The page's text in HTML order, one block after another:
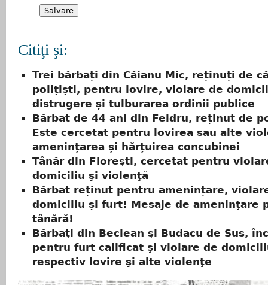
Citiţi şi:
Trei bărbați din Căianu Mic, reținuți de
polițiști, pentru lovire, violare de
distrugere și tulburarea ordinii publice
Bărbat de 44 ani din Feldru, reținut de
Este cercetat pentru lovirea sau alte
amenințarea și hărțuirea concubinei
Tânăr din Floreşti, cercetat pentru
domiciliu şi violenţă
Bărbat reținut pentru amenințare,
domiciliu și furt! Mesaje de ameninţare
tânără!
Bărbaţi din Beclean şi Budacu de Sus,
pentru furt calificat şi violare de
respectiv lovire şi alte violenţe